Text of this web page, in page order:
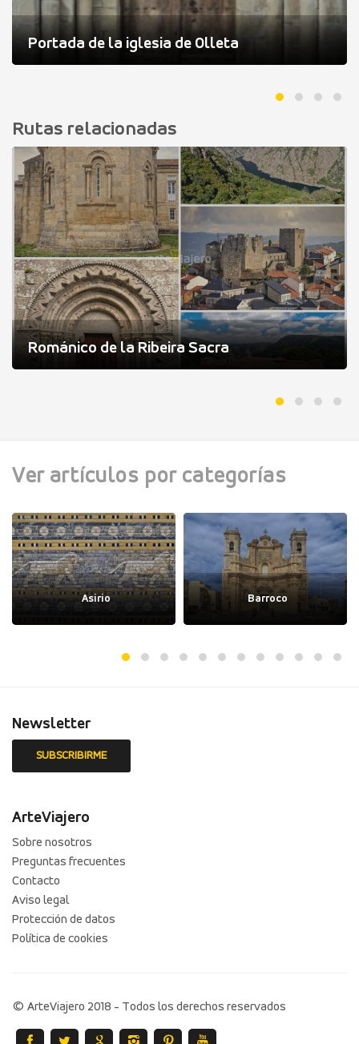
Portada de la iglesia de Olleta
Rutas relacionadas
Románico de la Ribeira Sacra
Ver artículos por categorías
Asirio Barroco
Newsletter
ArteViajero
Sobre nosotros
Preguntas frecuentes
Contacto
Aviso legal
Protección de datos
Política de cookies
© ArteViajero 2018 - Todos los derechos reservados